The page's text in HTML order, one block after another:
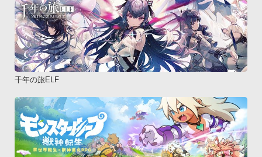
各職業に就職するには、それぞれ能力値が必要なので、能力ア
ップも怠らずに！○職業服
職業服はイベント、ショップ、職業訓練MAPで手に入れること
が出来るよ。
また、アイテムメニューから「合成（JET）」を行うことでラ
ンクアップもできちゃう！
ゴールをすると、その成績に応じて「コイン」が貰えるよ。
コインはショップで職業服やその他アイテムを購入するのに使
用できるよ。○結婚
魅力が一定以上ある状態でラブマスに止まると、ラブイベント
千年の旅ELF